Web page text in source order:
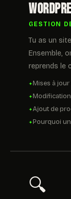
GESTION
Tu as un
Ensemble,
reprends le
Mises à
Ajout de
Pourquoi
🔍